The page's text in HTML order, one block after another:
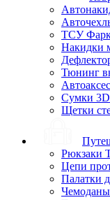
ТСУ
Накидки
Тюнинг
Сумки
Щетки
Рюкзаки
Цепи
Палатки